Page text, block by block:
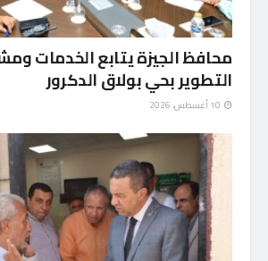
محافظ الجيزة يتابع الخدمات
التطوير بحي بولاق الدكرور